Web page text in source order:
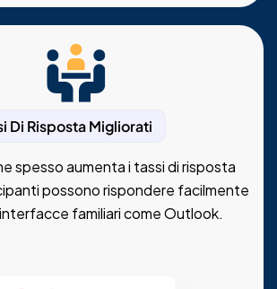
Di Risposta Migliorati
spesso aumenta i tassi di risposta
possono rispondere facilmente
familiari come Outlook.